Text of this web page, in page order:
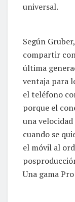
universal.
Según
compartir
última
ventaja para
el teléfono
porque el
una
cuando se
el móvil al
Una gama